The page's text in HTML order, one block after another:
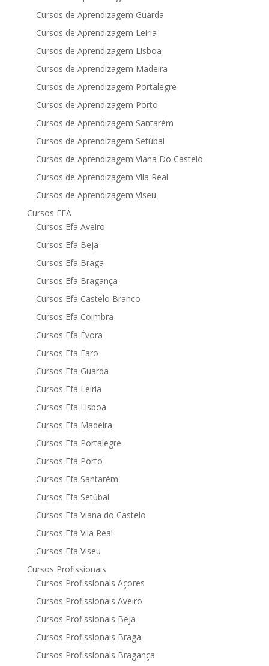
Cursos de Aprendizagem Guarda
Cursos de Aprendizagem Leiria
Cursos de Aprendizagem Lisboa
Cursos de Aprendizagem Madeira
Cursos de Aprendizagem Portalegre
Cursos de Aprendizagem Porto
Cursos de Aprendizagem Santarém
Cursos de Aprendizagem Setúbal
Cursos de Aprendizagem Viana Do Castelo
Cursos de Aprendizagem Vila Real
Cursos de Aprendizagem Viseu
Cursos EFA
Cursos Efa Aveiro
Cursos Efa Beja
Cursos Efa Braga
Cursos Efa Bragança
Cursos Efa Castelo Branco
Cursos Efa Coimbra
Cursos Efa Évora
Cursos Efa Faro
Cursos Efa Guarda
Cursos Efa Leiria
Cursos Efa Lisboa
Cursos Efa Madeira
Cursos Efa Portalegre
Cursos Efa Porto
Cursos Efa Santarém
Cursos Efa Setúbal
Cursos Efa Viana do Castelo
Cursos Efa Vila Real
Cursos Efa Viseu
Cursos Profissionais
Cursos Profissionais Açores
Cursos Profissionais Aveiro
Cursos Profissionais Beja
Cursos Profissionais Braga
Cursos Profissionais Bragança